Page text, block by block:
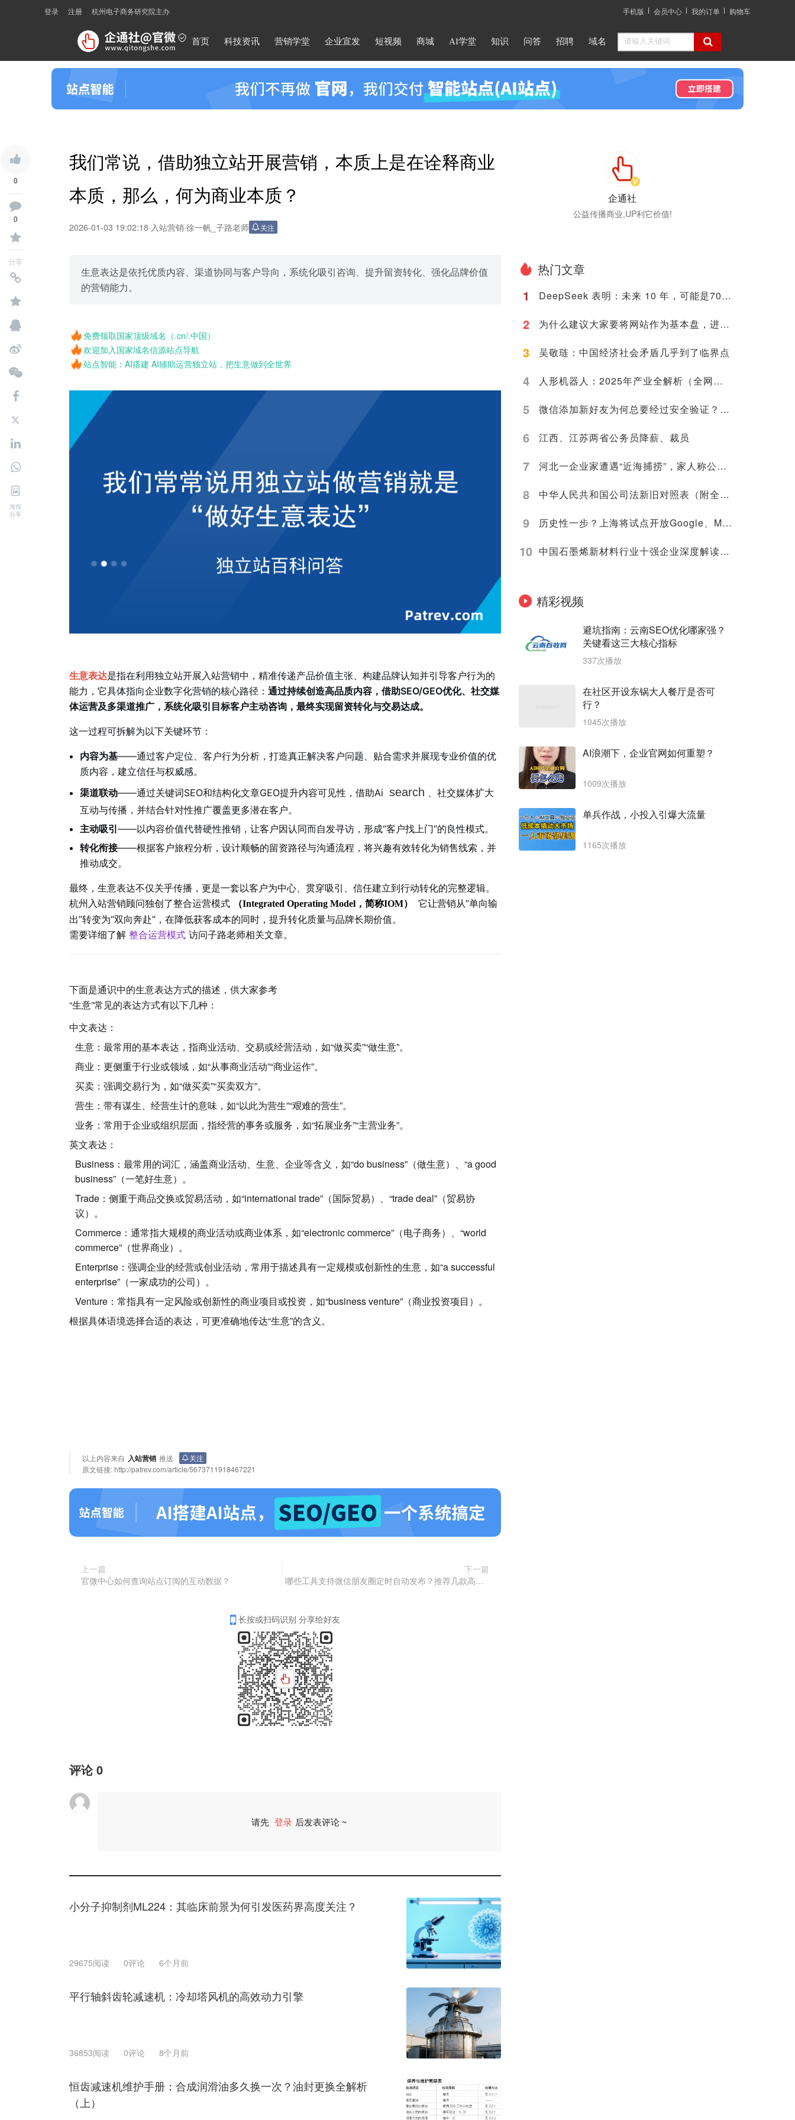
登录 注册 杭州电子商务研究院主办 手机版 会员中心 我的订单 购物车
首页 科技资讯 营销学堂 企业宣发 短视频 商城 AI学堂 知识 问答 招聘 域名
0
0
分享
海报
分享
我们常说，借助独立站开展营销，本质上是在诠释商业
本质，那么，何为商业本质？
2026-01-03 19:02:18·入站营销·徐一帆_子路老师 关注
生意表达是依托优质内容、渠道协同与客户导向，系统化吸引咨询、提升留资转化、强化品牌价值
的营销能力。
免费领取国家顶级域名（.cn/.中国）
欢迎加入国家域名信源站点导航
站点智能：AI搭建 AI辅助运营独立站，把生意做到全世界
生意表达是指在利用独立站开展入站营销中，精准传递产品价值主张、构建品牌认知并引导客户行为的
能力，它具体指向企业数字化营销的核心路径： 通过持续创造高品质内容，借助SEO/GEO优化、社交媒
体运营及多渠道推广，系统化吸引目标客户主动咨询，最终实现留资转化与交易达成。
这一过程可拆解为以下关键环节：
内容为基——通过客户定位、客户行为分析，打造真正解决客户问题、贴合需求并展现专业价值的优
质内容，建立信任与权威感。
渠道联动——通过关键词SEO和结构化文章GEO提升内容可见性，借助Ai search 、社交媒体扩大
互动与传播，并结合针对性推广覆盖更多潜在客户。
主动吸引 ——以内容价值代替硬性推销，让客户因认同而自发寻访，形成“客户找上门”的良性模式。
转化衔接——根据客户旅程分析，设计顺畅的留资路径与沟通流程，将兴趣有效转化为销售线索，并
推动成交。
最终，生意表达不仅关乎传播，更是一套以客户为中心、贯穿吸引、信任建立到行动转化的完整逻辑。
杭州 入站营销顾问独创了整合运营模式 （Integrated Operating Model，简称IOM）
它让营销从“单向输
出”转变为“双向奔赴”，在降低获客成本的同时，提升转化质量与品牌长期价值。
需要详细了解 整合运营模式 访问子路老师相关文章。
下面是通识中的生意表达方式的描述，供大家参考
“生意”常见的表达方式有以下几种：
中文表达：
生意 ：最常用的基本表达，指商业活动、交易或经营活动，如“做买卖”“做生意”。
商业 ：更侧重于行业或领域，如“从事商业活动”“商业运作”。
买卖 ：强调交易行为，如“做买卖”“买卖双方”。
营生 ：带有谋生、经营生计的意味，如“以此为营生”“艰难的营生”。
业务 ：常用于企业或组织层面，指经营的事务或服务 ，如“拓展业务”“主营业务”。
英文表达：
Business ：最常用的词汇，涵盖商业活动、生意、 企业等含义，如“do business”（做生意）、“a good
business”（一笔好生意）。
Trade ：侧重于商品交换或贸易活动，如“international trade”（国际贸易）、“trade deal”（贸易协
议）。
Commerce ：通常指大规模的商业活动或商业体系，如“electronic commerce”（电子商务）、“world
commerce”（世界商业）。
Enterprise ：强调企业的经营或创业活动，常用于描述具有一定规模或创新性的生意，如“a successful
enterprise”（一家成功的公司）。
Venture ：常指具有一定风险或创新性的商业项目或投资，如“business venture”（商业投资项目）。
根据具体语境选择合适的表达，可更准确地传达“生意”的含义。
以上内容来自 入站营销 推送
关注
原文链接:http://patrev.com/article/5673711918467221
上一篇
官微中心如何查询站点订阅的互动数据？
下一篇
哪些工具支持微信朋友圈定时自动发布？推荐几款高效可靠的自动发圈App
长按或扫码识别 分享给好友
评论0
请先 登录 后发表评论 ~
小分子抑制剂ML224：其临床前景为何引发医药界高度关注？
29675阅读 0评论 6个月前
平行轴斜齿轮减速机：冷却塔风机的高效动力引擎
36853阅读 0评论 8个月前
恒齿减速机维护手册：合成润滑油多久换一次？油封更换全解析
（上）
企通社
公益传播商业,UP利它价值!
热门文章
1
DeepSeek 表明：未来 10 年，可能是70后80后最艰难的10 年
2 为什么建议大家要将网站作为基本盘，进来看看是否有道理再喷
3 吴敬琏：中国经济社会矛盾几乎到了临界点
4 人形机器人：2025年产业全解析（全网最全国内外玩家排行&细分龙头）
5 微信添加新好友为何总要经过安全验证？背后原因深度解析
6 江西、江苏两省公务员降薪、裁员
7 河北一企业家遭遇“近海捕捞”，家人称公司账上10.9亿现金惹祸
8 中华人民共和国公司法新旧对照表（附全文）
9 历史性一步？上海将试点开放Google、Meta等国际平台访问！
10 中国石墨烯新材料行业十强企业深度解读（2025）
精彩视频
避坑指南：云南SEO优化哪家强？
关键看这三大核心指标
337次播放
在社区开设东锅大人餐厅是否可
行？
1045次播放
AI浪潮下，企业官网如何重塑？
1009次播放
单兵作战，小投入引爆大流量
1165次播放